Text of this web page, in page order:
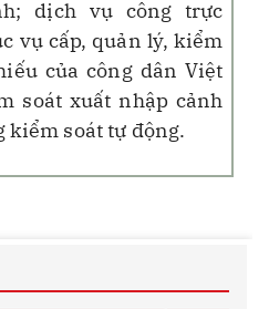
dịch vụ công trực
vụ cấp, quản lý, kiểm
của công dân Việt
soát xuất nhập cảnh
kiểm soát tự động.